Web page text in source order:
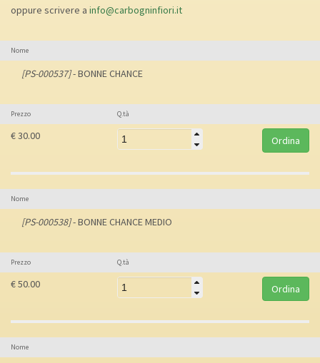
oppure scrivere a info@carbogninfiori.it
Nome
[PS-000537]- BONNE CHANCE
Prezzo Q.tà
€ 30.00
Nome
[PS-000538]- BONNE CHANCE MEDIO
Prezzo Q.tà
€ 50.00
Nome